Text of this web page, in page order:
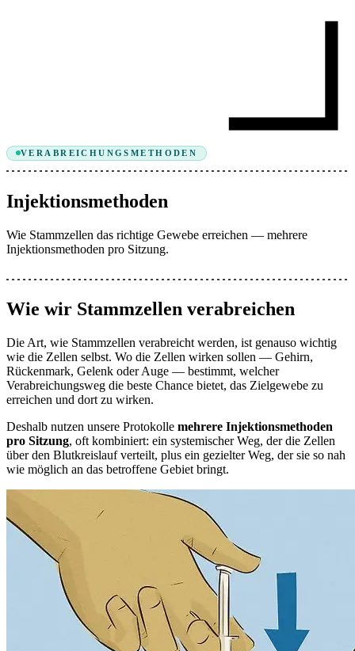
VERABREICHUNGSMETHODEN
Injektionsmethoden
Wie Stammzellen das richtige Gewebe erreichen — mehrere
Injektionsmethoden pro Sitzung.
Wie wir Stammzellen verabreichen
Die Art, wie Stammzellen verabreicht werden, ist genauso wichtig
wie die Zellen selbst. Wo die Zellen wirken sollen — Gehirn,
Rückenmark, Gelenk oder Auge — bestimmt, welcher
Verabreichungsweg die beste Chance bietet, das Zielgewebe zu
erreichen und dort zu wirken.
Deshalb nutzen unsere Protokolle mehrere Injektionsmethoden
pro Sitzung, oft kombiniert: ein systemischer Weg, der die Zellen
über den Blutkreislauf verteilt, plus ein gezielter Weg, der sie so nah
wie möglich an das betroffene Gebiet bringt.